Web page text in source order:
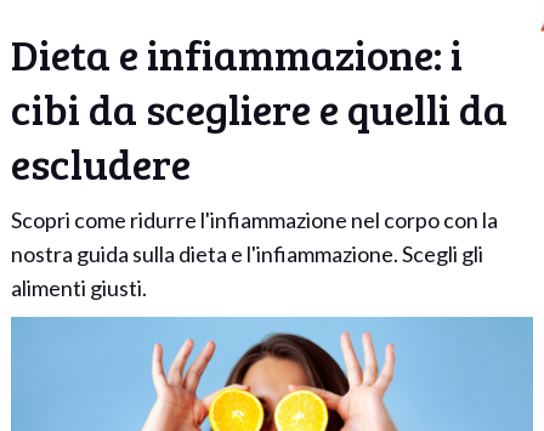
Dieta e infiammazione: i
cibi da scegliere e quelli da
escludere
Scopri come ridurre l'infiammazione nel corpo con la
nostra guida sulla dieta e l'infiammazione. Scegli gli
alimenti giusti.